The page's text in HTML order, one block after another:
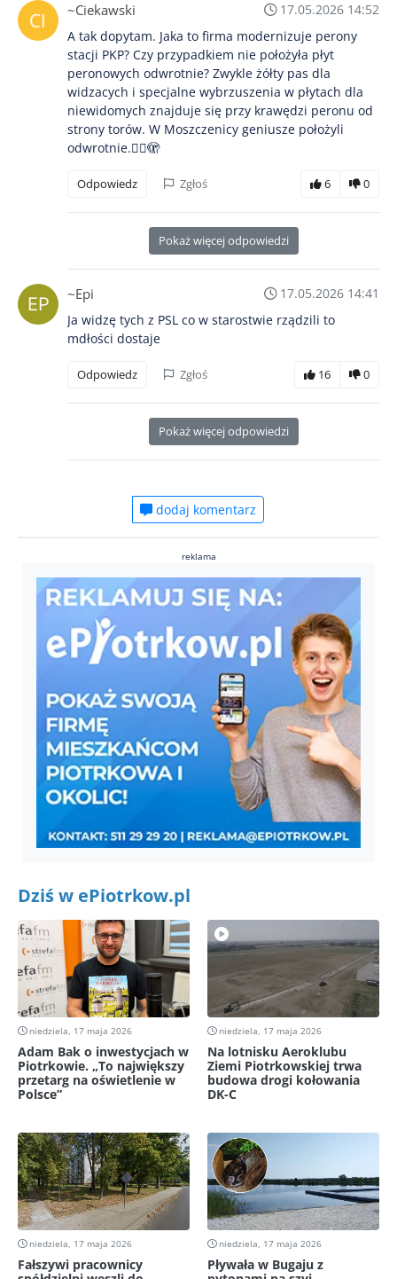
~Ciekawski
17.05.2026 14:52
A tak dopytam. Jaka to firma modernizuje perony
stacji PKP? Czy przypadkiem nie położyła płyt
peronowych odwrotnie? Zwykle żółty pas dla
widzacych i specjalne wybrzuszenia w płytach dla
niewidomych znajduje się przy krawędzi peronu od
strony torów. W Moszczenicy geniusze położyli
odwrotnie.😮‍💨🫣
Odpowiedz Zgłoś 6 0
Pokaż więcej odpowiedzi
~Epi
17.05.2026 14:41
Ja widzę tych z PSL co w starostwie rządzili to
mdłości dostaje
Odpowiedz Zgłoś 16 0
Pokaż więcej odpowiedzi
dodaj komentarz
reklama
Dziś w ePiotrkow.pl
niedziela, 17 maja 2026
Adam Bak o inwestycjach w
Piotrkowie. „To największy
przetarg na oświetlenie w
Polsce”
niedziela, 17 maja 2026
Na lotnisku Aeroklubu
Ziemi Piotrkowskiej trwa
budowa drogi kołowania
DK-C
niedziela, 17 maja 2026
Fałszywi pracownicy
niedziela, 17 maja 2026
Pływała w Bugaju z